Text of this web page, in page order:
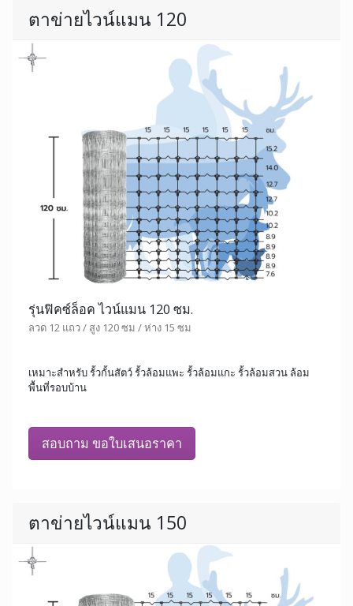
ตาข่ายไวน์แมน 120
รุ่นฟิคซ์ล็อค ไวน์แมน 120 ซม.
ลวด 12 แถว / สูง 120 ซม / ห่าง 15 ซม
เหมาะสำหรับ รั้วกั้นสัตว์ รั้วล้อมแพะ รั้วล้อมแกะ รั้วล้อมสวน ล้อม
พื้นที่รอบบ้าน
สอบถาม ขอใบเสนอราคา
ตาข่ายไวน์แมน 150